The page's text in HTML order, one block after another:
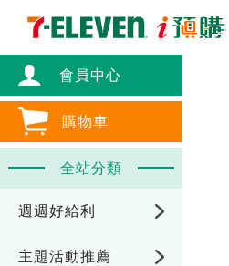
會員中心
購物車
全站分類
週週好給利
主題活動推薦